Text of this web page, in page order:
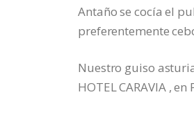
Antaño se cocía el
preferentemente
Nuestro guiso
HOTEL CARAVIA ,